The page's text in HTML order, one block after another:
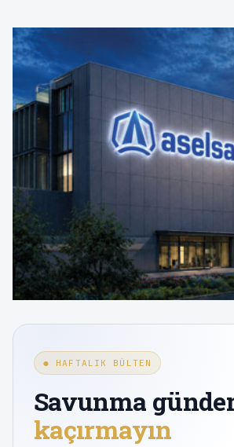
● HAFTALIK BÜLTEN
Savunma
kaçırmayın